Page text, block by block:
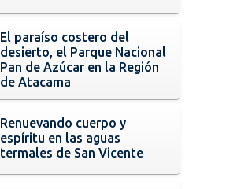
El paraíso costero del
desierto, el Parque Nacional
Pan de Azúcar en la Región
de Atacama
Renuevando cuerpo y
espíritu en las aguas
termales de San Vicente